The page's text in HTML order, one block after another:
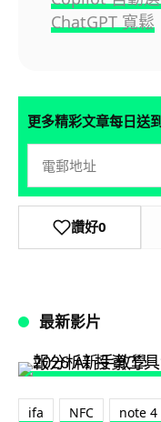
ChatGPT 寬鬆
更多精彩文章每日送
讚好0
最新影片
ifa NFC note 4